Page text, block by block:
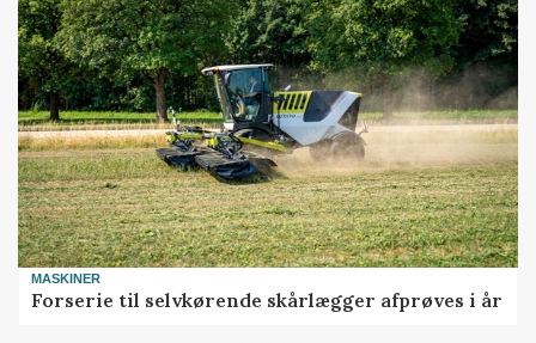
MASKINER
Forserie til selvkørende skårlægger afprøves i år